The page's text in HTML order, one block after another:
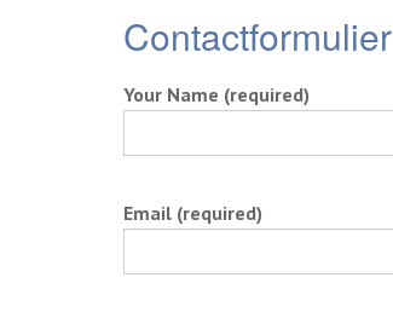
Contactformulier
Your Name (required)
Email (required)